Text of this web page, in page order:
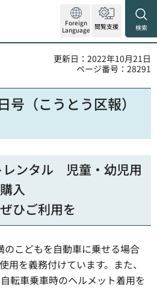
Foreign
Language 閲覧支援 検索
更新日：2022年10月21日
ページ番号：28291
号（こうとう区報）
レンタル 児童・幼児用
入
ひご利用を
こどもを自動車に乗せる場合
用を義務付けています。また、
転車乗車時のヘルメット着用を